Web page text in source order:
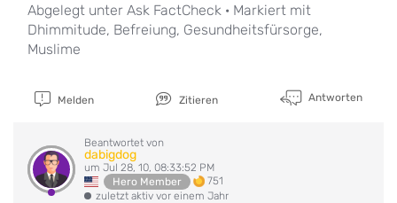
Abgelegt unter Ask FactCheck · Markiert mit
Dhimmitude, Befreiung, Gesundheitsfürsorge,
Muslime
Melden Zitieren Antworten
Beantwortet von
dabigdog
um Jul 28, 10, 08:33:52 PM
Hero Member
751
zuletzt aktiv vor einem Jahr